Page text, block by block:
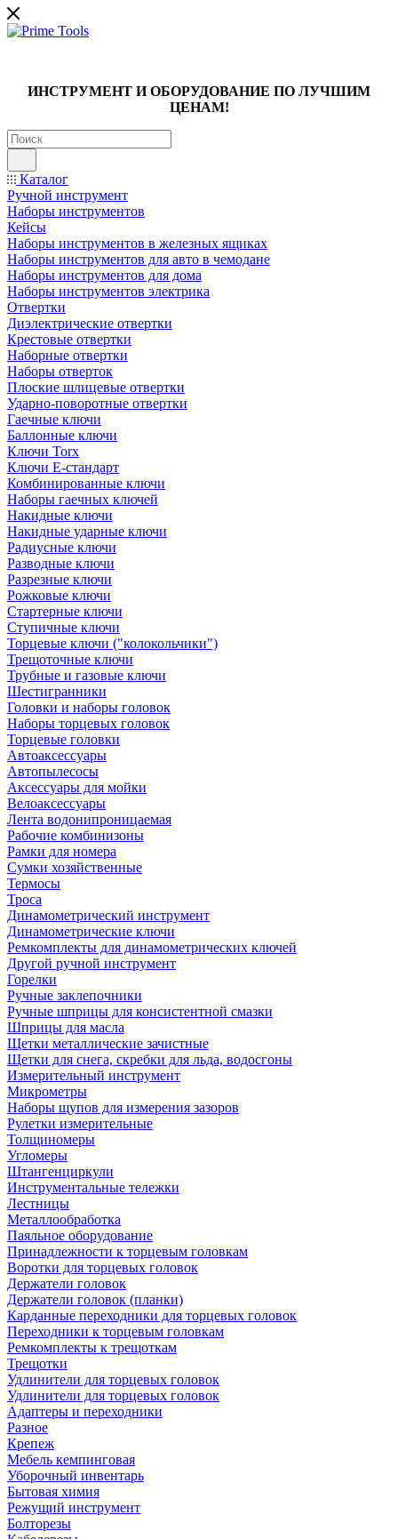
ИНСТРУМЕНТ И ОБОРУДОВАНИЕ ПО ЛУЧШИМ
ЦЕНАМ!
Каталог
Ручной инструмент
Наборы инструментов
Кейсы
Наборы инструментов в железных ящиках
Наборы инструментов для авто в чемодане
Наборы инструментов для дома
Наборы инструментов электрика
Отвертки
Диэлектрические отвертки
Крестовые отвертки
Наборные отвертки
Наборы отверток
Плоские шлицевые отвертки
Ударно-поворотные отвертки
Гаечные ключи
Баллонные ключи
Ключи Torx
Ключи Е-стандарт
Комбинированные ключи
Наборы гаечных ключей
Накидные ключи
Накидные ударные ключи
Радиусные ключи
Разводные ключи
Разрезные ключи
Рожковые ключи
Стартерные ключи
Ступичные ключи
Торцевые ключи ("колокольчики")
Трещоточные ключи
Трубные и газовые ключи
Шестигранники
Головки и наборы головок
Наборы торцевых головок
Торцевые головки
Автоаксессуары
Автопылесосы
Аксессуары для мойки
Велоаксессуары
Лента водонипроницаемая
Рабочие комбинизоны
Рамки для номера
Сумки хозяйственные
Термосы
Троса
Динамометрический инструмент
Динамометрические ключи
Ремкомплекты для динамометрических ключей
Другой ручной инструмент
Горелки
Ручные заклепочники
Ручные шприцы для консистентной смазки
Шприцы для масла
Щетки металлические зачистные
Щетки для снега, скребки для льда, водосгоны
Измерительный инструмент
Микрометры
Наборы щупов для измерения зазоров
Рулетки измерительные
Толщиномеры
Угломеры
Штангенциркули
Инструментальные тележки
Лестницы
Металлообработка
Паяльное оборудование
Принадлежности к торцевым головкам
Воротки для торцевых головок
Держатели головок
Держатели головок (планки)
Карданные переходники для торцевых головок
Переходники к торцевым головкам
Ремкомплекты к трещоткам
Трещотки
Удлинители для торцевых головок
Удлинители для торцевых головок
Адаптеры и переходники
Разное
Крепеж
Мебель кемпинговая
Уборочный инвентарь
Бытовая химия
Режущий инструмент
Болторезы